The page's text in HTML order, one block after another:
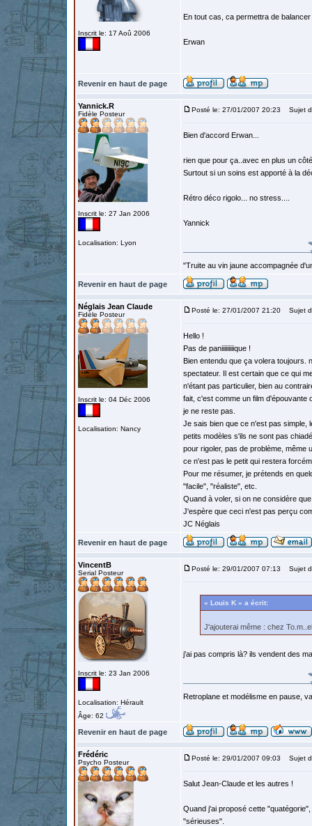
Inscrit le: 17 Aoû 2006
En tout cas, ca permettra de
Erwan
Revenir en haut de page
Yannick.R
Fidèle Posteur
Inscrit le: 27 Jan 2006
Localisation: Lyon
Posté le: 27/01/2007 20:23 Sujet
Bien d'accord Erwan...
rien que pour ça..avec en plus un
Surtout si un soins est apporté à la
Rétro déco rigolo... no stress....
Yannick
"Truite au vin jaune accompagnée
Revenir en haut de page
Néglais Jean Claude
Fidèle Posteur
Inscrit le: 04 Déc 2006
Localisation: Nancy
Posté le: 27/01/2007 21:20 Sujet
Hello !
Pas de paniiiiiiiiique !
Bien entendu que ça volera toujours.
spectateur. Il est certain que ce qui
n'étant pas particulier, bien au
fait, c'est comme un film d'épouvante
je ne reste pas.
Je sais bien que ce n'est pas simple,
petits modèles s'ils ne sont pas
pour rigoler, pas de problème, même
ce n'est pas le petit qui restera
Pour me résumer, je prétends en
"facile", "réaliste", etc.
Quand à voler, si on ne considère
J'espère que ceci n'est pas perçu
JC Néglais
Revenir en haut de page
VincentB
Serial Posteur
Inscrit le: 23 Jan 2006
Localisation: Hérault
Âge: 62
Posté le: 29/01/2007 07:13 Sujet
« Louis K » a écrit:
J'ajouterai même : chez
j'ai pas compris là? ils vendent des
Retroplane et modélisme en pause,
Revenir en haut de page
Frédéric
Psycho Posteur
Posté le: 29/01/2007 09:03 Sujet
Salut Jean-Claude et les autres !
Quand j'ai proposé cette
"sérieuses".